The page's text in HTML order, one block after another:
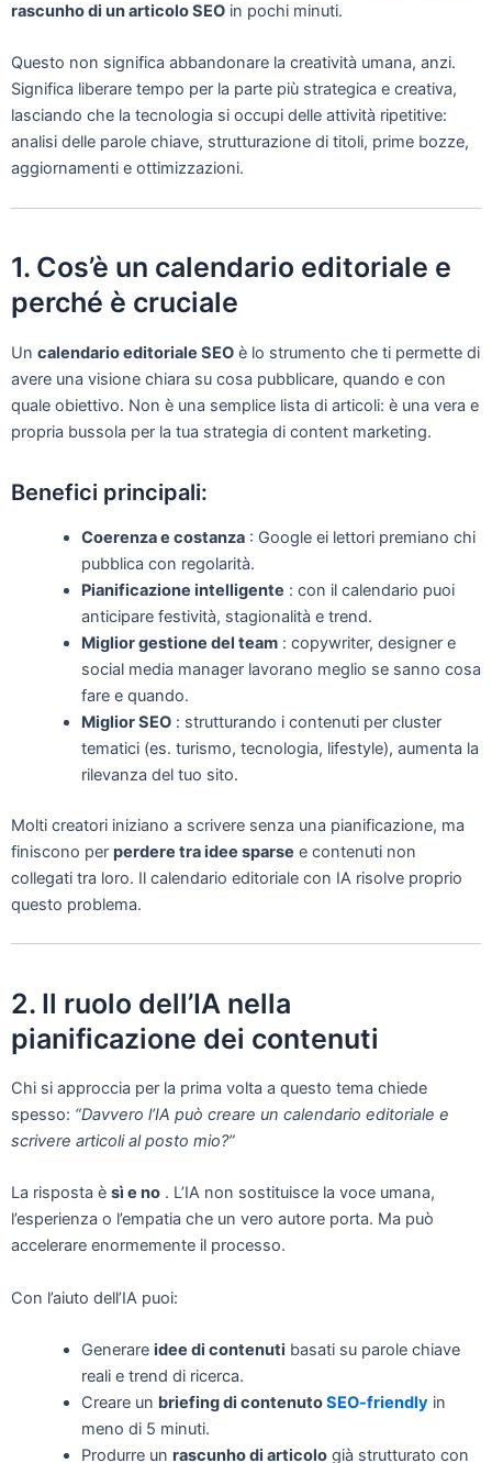
rascunho di un articolo SEO in pochi minuti.
Questo non significa abbandonare la creatività umana, anzi.
Significa liberare tempo per la parte più strategica e creativa,
lasciando che la tecnologia si occupi delle attività ripetitive:
analisi delle parole chiave, strutturazione di titoli, prime bozze,
aggiornamenti e ottimizzazioni.
1. Cos’è un calendario editoriale e
perché è cruciale
Un calendario editoriale SEO è lo strumento che ti permette di
avere una visione chiara su cosa pubblicare, quando e con
quale obiettivo. Non è una semplice lista di articoli: è una vera e
propria bussola per la tua strategia di content marketing.
Benefici principali:
Coerenza e costanza: Google ei lettori premiano chi
pubblica con regolarità.
Pianificazione intelligente : con il calendario puoi
anticipare festività, stagionalità e trend.
Miglior gestione del team: copywriter, designer e
social media manager lavorano meglio se sanno cosa
fare e quando.
Miglior SEO: strutturando i contenuti per cluster
tematici (es. turismo, tecnologia, lifestyle), aumenta la
rilevanza del tuo sito.
Molti creatori iniziano a scrivere senza una pianificazione, ma
finiscono per perdere tra idee sparse e contenuti non
collegati tra loro. Il calendario editoriale con IA risolve proprio
questo problema.
2. Il ruolo dell’IA nella
pianificazione dei contenuti
Chi si approccia per la prima volta a questo tema chiede
spesso: “Davvero l’IA può creare un calendario editoriale e
scrivere articoli al posto mio?”
La risposta è sì e no . L’IA non sostituisce la voce umana,
l’esperienza o l’empatia che un vero autore porta. Ma può
accelerare enormemente il processo.
Con l’aiuto dell’IA puoi:
Generare idee di contenuti basati su parole chiave
reali e trend di ricerca.
Creare un briefing di contenutoSEO-friendlyin
meno di 5 minuti.
Produrre un rascunho di articologià strutturato con